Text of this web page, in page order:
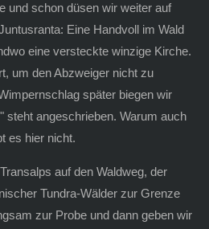
und schon düsen wir weiter auf
Eine Handvoll im Wald
eine versteckte winzige Kirche.
um den Abzweiger nicht zu
später biegen wir
steht angeschrieben. Warum auch
es hier nicht.
auf den Waldweg, der
Tundra-Wälder zur Grenze
zur Probe und dann geben wir